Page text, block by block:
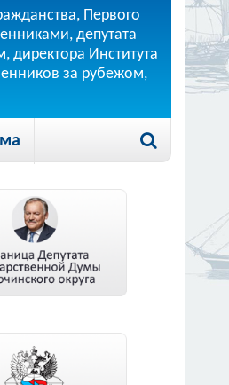
Первого
депутата
директора Института
за рубежом,